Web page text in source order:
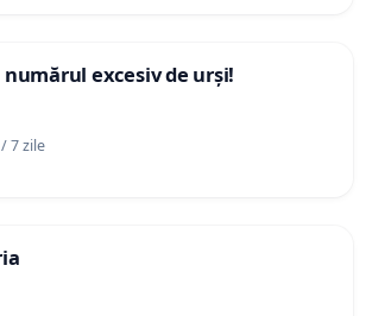
excesiv de urși!
7 zile